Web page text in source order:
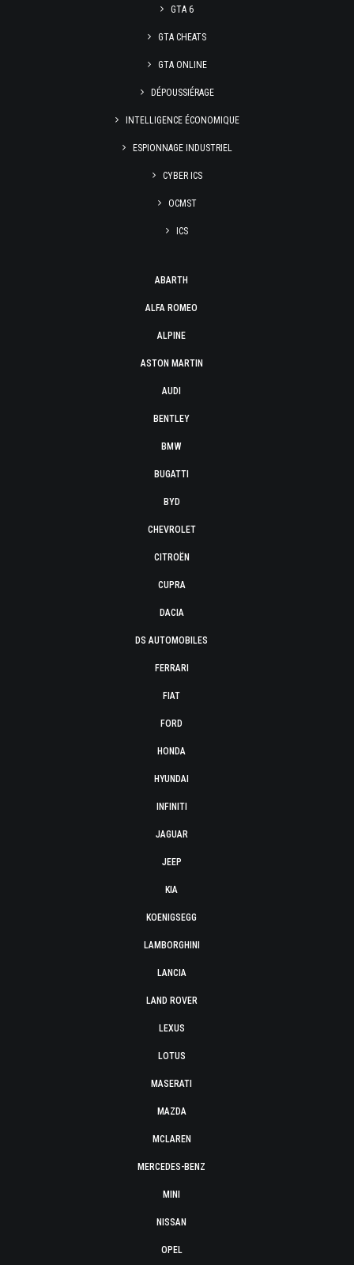
GTA 6
GTA CHEATS
GTA ONLINE
DÉPOUSSIÉRAGE
INTELLIGENCE ÉCONOMIQUE
ESPIONNAGE INDUSTRIEL
CYBER ICS
OCMST
ICS
ABARTH
ALFA ROMEO
ALPINE
ASTON MARTIN
AUDI
BENTLEY
BMW
BUGATTI
BYD
CHEVROLET
CITROËN
CUPRA
DACIA
DS AUTOMOBILES
FERRARI
FIAT
FORD
HONDA
HYUNDAI
INFINITI
JAGUAR
JEEP
KIA
KOENIGSEGG
LAMBORGHINI
LANCIA
LAND ROVER
LEXUS
LOTUS
MASERATI
MAZDA
MCLAREN
MERCEDES-BENZ
MINI
NISSAN
OPEL